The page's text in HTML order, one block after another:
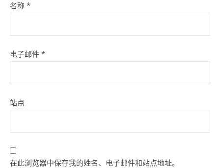
名称 *
电子邮件 *
站点
在此浏览器中保存我的姓名、电子邮件和站点地址。